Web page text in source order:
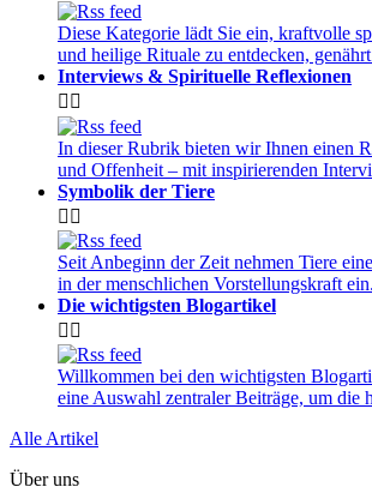
Diese Kategorie lädt Sie ein, kraftvolle
und heilige Rituale zu entdecken,
Interviews & Spirituelle Reflexionen
 
In dieser Rubrik bieten wir Ihnen einen
und Offenheit – mit inspirierenden
Symbolik der Tiere
 
Seit Anbeginn der Zeit nehmen Tiere
in der menschlichen Vorstellungskraft
Die wichtigsten Blogartikel
 
Willkommen bei den wichtigsten
eine Auswahl zentraler Beiträge, um die
Alle Artikel
Über uns